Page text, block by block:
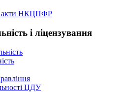
акти НКЦПФР
і ліцензування
ЦДУ